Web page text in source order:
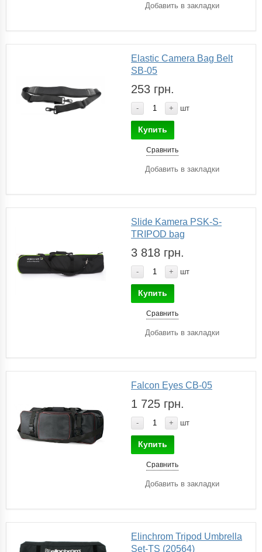
Добавить в закладки
Elastic Camera Bag Belt
SB-05
253 грн.
- + шт
Купить
Сравнить
Добавить в закладки
Slide Kamera PSK-S-
TRIPOD bag
3 818 грн.
- + шт
Купить
Сравнить
Добавить в закладки
Falcon Eyes CB-05
1 725 грн.
- + шт
Купить
Сравнить
Добавить в закладки
Elinchrom Tripod Umbrella
Set-TS (20564)